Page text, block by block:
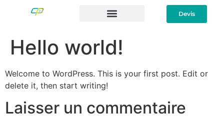
Devis
Hello world!
Welcome to WordPress. This is your first post. Edit or
delete it, then start writing!
Laisser un commentaire